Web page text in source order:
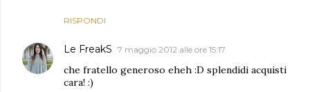
RISPONDI
Le FreakS 7 maggio 2012 alle ore 15:17
che fratello generoso eheh :D splendidi acquisti
cara! :)